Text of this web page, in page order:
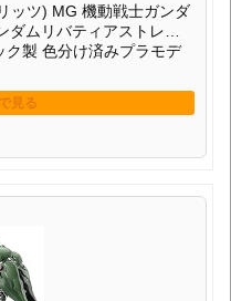
ッツ) MG 機動戦士ガンダ
ダムリバティアストレイ
ク製 色分け済みプラモデ